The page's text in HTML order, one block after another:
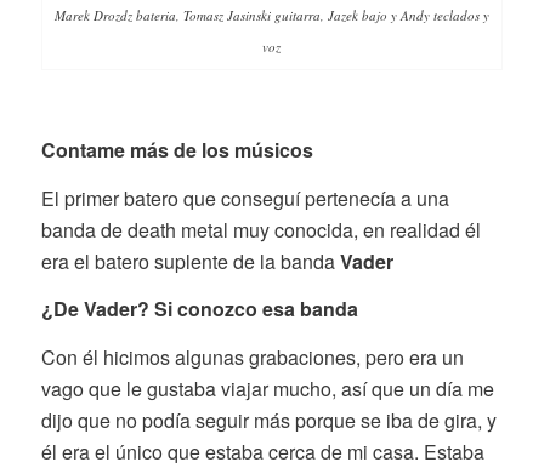
Marek Drozdz bateria, Tomasz Jasinski guitarra, Jazek bajo y Andy teclados y
voz
Contame más de los músicos
El primer batero que conseguí pertenecía a una
banda de death metal muy conocida, en realidad él
era el batero suplente de la bandaVader
¿De Vader? Si conozco esa banda
Con él hicimos algunas grabaciones, pero era un
vago que le gustaba viajar mucho, así que un día me
dijo que no podía seguir más porque se iba de gira, y
él era el único que estaba cerca de mi casa. Estaba